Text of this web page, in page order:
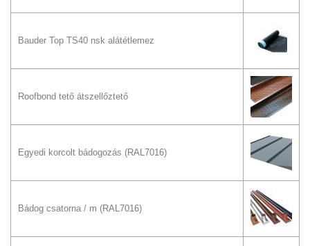
Bauder Top TS40 nsk alátétlemez
Roofbond tető átszellőztető
Egyedi korcolt bádogozás (RAL7016)
Bádog csatorna / m (RAL7016)